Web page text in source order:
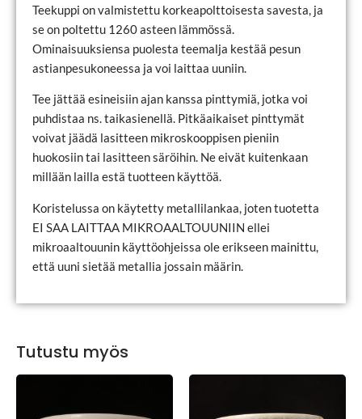
Tutustu myös
Teekuppi on valmistettu korkeapolttoisesta savesta, ja
se on poltettu 1260 asteen lämmössä.
Ominaisuuksiensa puolesta teemalja kestää pesun
astianpesukoneessa ja voi laittaa uuniin.
Tee jättää esineisiin ajan kanssa pinttymiä, jotka voi
puhdistaa ns. taikasienellä. Pitkäaikaiset pinttymät
voivat jäädä lasitteen mikroskooppisen pieniin
huokosiin tai lasitteen säröihin. Ne eivät kuitenkaan
millään lailla estä tuotteen käyttöä.
Koristelussa on käytetty metallilankaa, joten tuotetta
EI SAA LAITTAA MIKROAALTOUUNIIN ellei
mikroaaltouunin käyttöohjeissa ole erikseen mainittu,
että uuni sietää metallia jossain määrin.